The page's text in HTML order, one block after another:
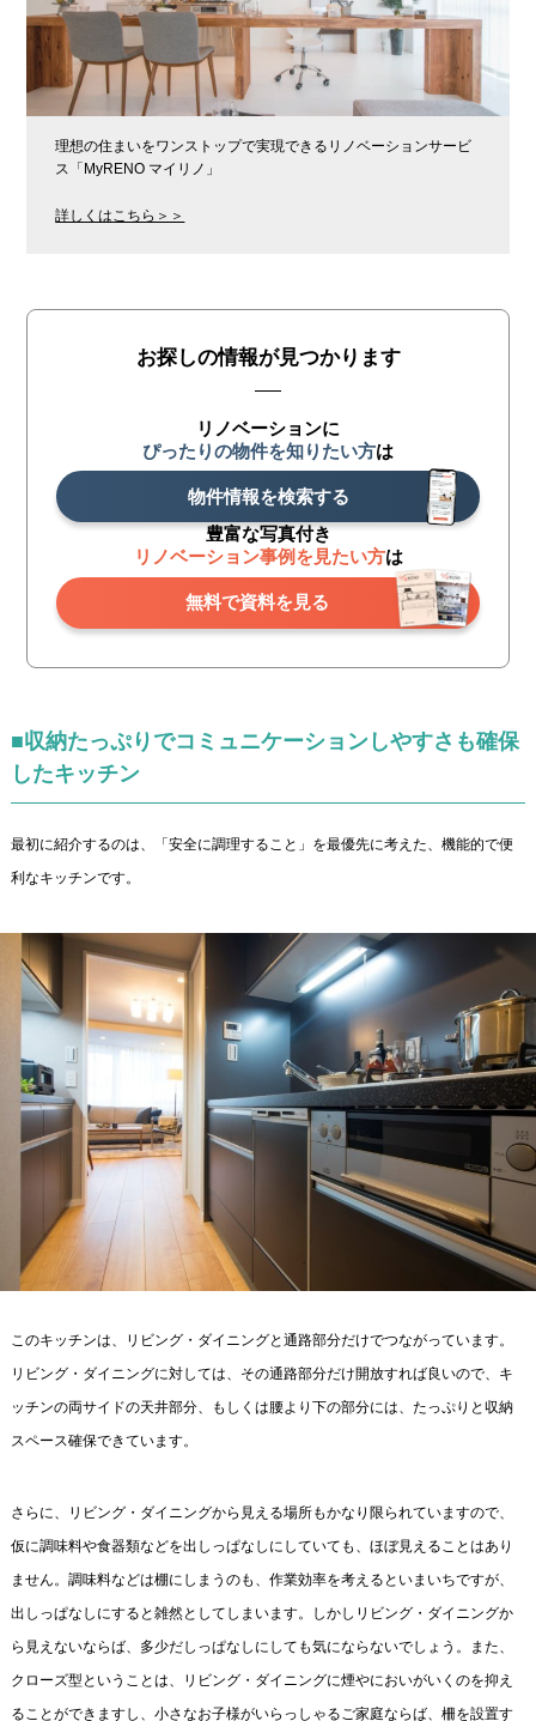
理想の住まいをワンストップで実現できるリノベーションサービ
ス「MyRENO マイリノ」
詳しくはこちら＞＞
お探しの情報が見つかります
リノベーションに
ぴったりの物件を知りたい方は
物件情報を検索する
豊富な写真付き
リノベーション事例を見たい方は
無料で資料を見る
■収納たっぷりでコミュニケーションしやすさも確保
したキッチン
最初に紹介するのは、「安全に調理すること」を最優先に考えた、機能的で便
利なキッチンです。
このキッチンは、リビング・ダイニングと通路部分だけでつながっています。
リビング・ダイニングに対しては、その通路部分だけ開放すれば良いので、キ
ッチンの両サイドの天井部分、もしくは腰より下の部分には、たっぷりと収納
スペース確保できています。
さらに、リビング・ダイニングから見える場所もかなり限られていますので、
仮に調味料や食器類などを出しっぱなしにしていても、ほぼ見えることはあり
ません。調味料などは棚にしまうのも、作業効率を考えるといまいちですが、
出しっぱなしにすると雑然としてしまいます。しかしリビング・ダイニングか
ら見えないならば、多少だしっぱなしにしても気にならないでしょう。また、
クローズ型ということは、リビング・ダイニングに煙やにおいがいくのを抑え
ることができますし、小さなお子様がいらっしゃるご家庭ならば、柵を設置す